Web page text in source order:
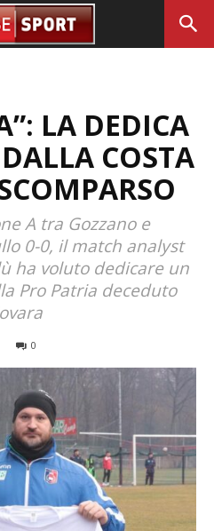
LA DEDICA
COSTA
A tra Gozzano e
0-0, il match analyst
ha voluto dedicare un
Pro Patria deceduto
0